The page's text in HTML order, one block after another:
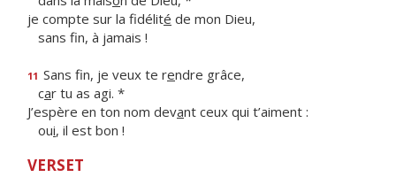
je compte sur la fidélité de mon Dieu,
sans fn, à jamais !
11 Sans fin, je veux te rendre grâce,
car tu as agi. *
J’espère en ton nom devant ceux qui t’aiment :
oui, il est bon !
VERSET